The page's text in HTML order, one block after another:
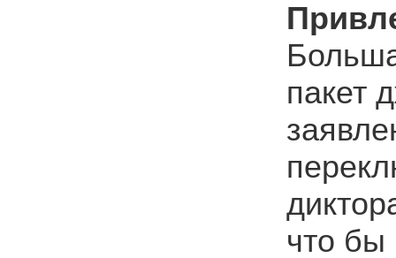
пакет
что бы